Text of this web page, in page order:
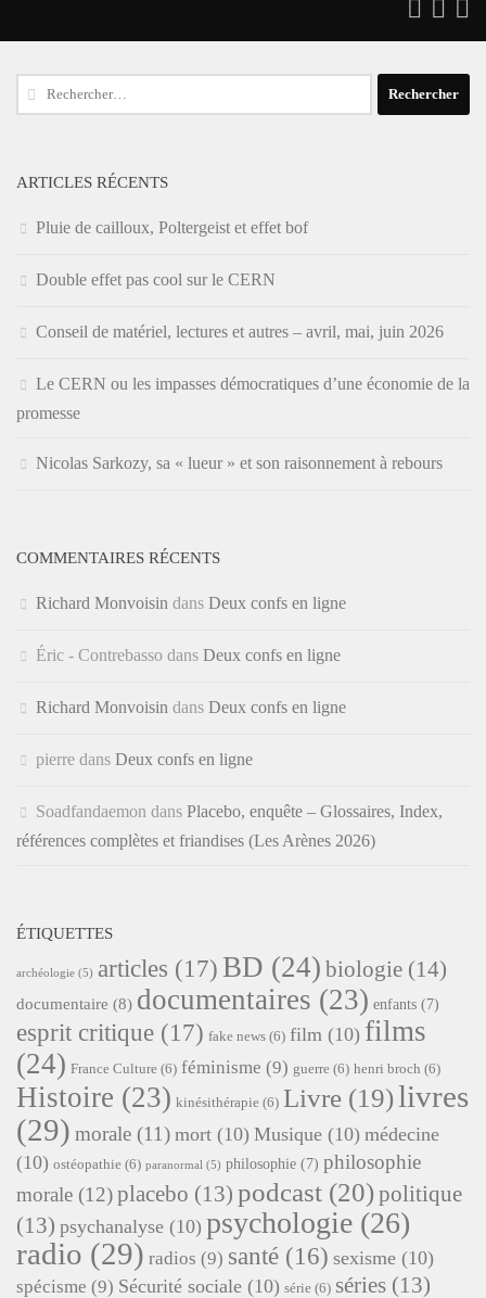
Rechercher :
ARTICLES RÉCENTS
Pluie de cailloux, Poltergeist et effet bof
Double effet pas cool sur le CERN
Conseil de matériel, lectures et autres – avril, mai, juin 2026
Le CERN ou les impasses démocratiques d’une économie de la
promesse
Nicolas Sarkozy, sa « lueur » et son raisonnement à rebours
COMMENTAIRES RÉCENTS
Richard Monvoisin dans Deux confs en ligne
Éric - Contrebasso dans Deux confs en ligne
Richard Monvoisin dans Deux confs en ligne
pierre dans Deux confs en ligne
Soadfandaemon dans Placebo, enquête – Glossaires, Index,
références complètes et friandises (Les Arènes 2026)
ÉTIQUETTES
archéologie (5) articles (17) BD (24) biologie (14)
documentaire (8) documentaires (23) enfants (7)
esprit critique (17) fake news (6) film (10) films
(24) France Culture (6) féminisme (9) guerre (6) henri broch (6)
Histoire (23) kinésithérapie (6) Livre (19)livres
(29) morale (11) mort (10) Musique (10) médecine
(10) ostéopathie (6) paranormal (5) philosophie (7) philosophie
morale (12)placebo (13) podcast (20)politique
(13) psychanalyse (10) psychologie (26)
radio (29) radios (9) santé (16) sexisme (10)
spécisme (9) Sécurité sociale (10) série (6) séries (13)